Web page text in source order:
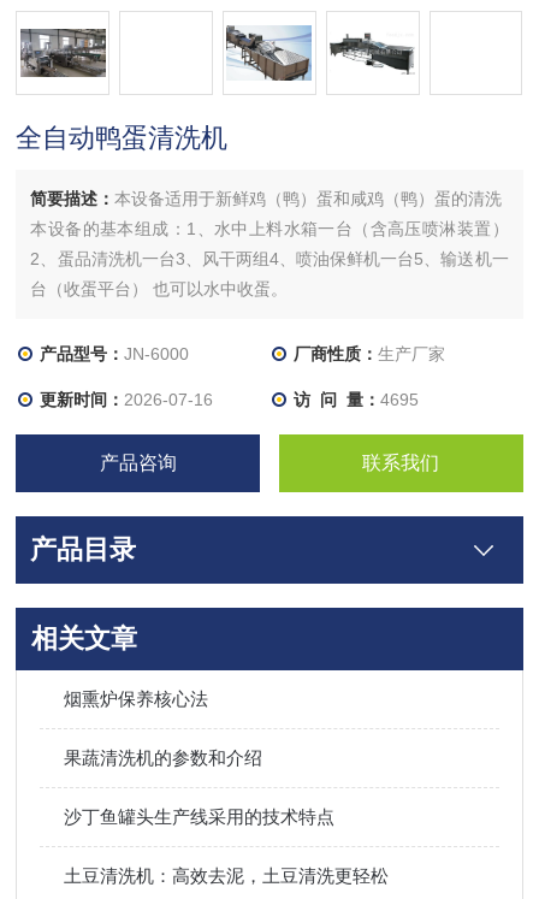
全自动鸭蛋清洗机
简要描述：本设备适用于新鲜鸡（鸭）蛋和咸鸡（鸭）蛋的清洗
本设备的基本组成：1、水中上料水箱一台（含高压喷淋装置）
2、蛋品清洗机一台3、风干两组4、喷油保鲜机一台5、输送机一
台（收蛋平台） 也可以水中收蛋。
产品型号：JN-6000 厂商性质： 生产厂家
更新时间： 2026-07-16 访 问 量： 4695
产品咨询 联系我们
产品目录
相关文章
烟熏炉保养核心法
果蔬清洗机的参数和介绍
沙丁鱼罐头生产线采用的技术特点
土豆清洗机：高效去泥，土豆清洗更轻松